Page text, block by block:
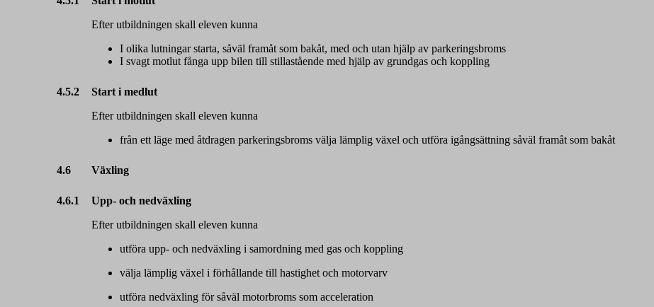
Efter utbildningen skall eleven kunna
I olika lutningar starta, såväl framåt som bakåt, med och utan hjälp av parkeringsbroms
I svagt motlut fånga upp bilen till stillastående med hjälp av grundgas och koppling
4.5.2
Start i medlut
Efter utbildningen skall eleven kunna
från ett läge med åtdragen parkeringsbroms välja lämplig växel och utföra igångsättning såväl framåt som bakåt
4.6 Växling
4.6.1
Upp- och nedväxling
Efter utbildningen skall eleven kunna
utföra upp- och nedväxling i samordning med gas och koppling
välja lämplig växel i förhållande till hastighet och motorvarv
utföra nedväxling för såväl motorbroms som acceleration